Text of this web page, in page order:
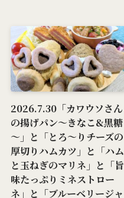
2026.7.30「カワウソさん
の揚げパン～きなこ&黒糖
～」と「とろ～りチーズの
厚切りハムカツ」と「ハム
と玉ねぎのマリネ」と「旨
味たっぷりミネストロー
ネ」と「ブルーベリージャ